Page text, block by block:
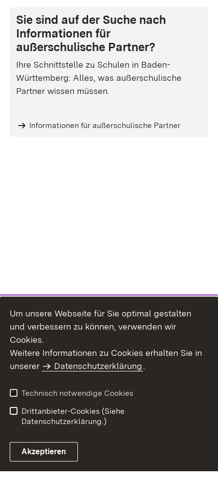
Sie sind auf der Suche nach
Informationen für
außerschulische Partner?
Ihre Schnittstelle zu Schulen in Baden-
Württemberg: Alles, was außerschulische
Partner wissen müssen.
Informationen für außerschulische Partner
ZSL Startseite
Um unsere Webseite für Sie optimal gestalten
und verbessern zu können, verwenden wir
Cookies.
Weitere Informationen zu Cookies erhalten Sie in
unserer
Datenschutzerklärung.
Technisch notwendige Cookies
Drittanbieter-Cookies (Siehe
Datenschutzerklärung.)
Akzeptieren